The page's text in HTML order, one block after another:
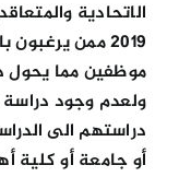
2019 ممن
موظفين مما يحول
ولعدم وجود
دراستهم الى
أو جامعة أو كلية